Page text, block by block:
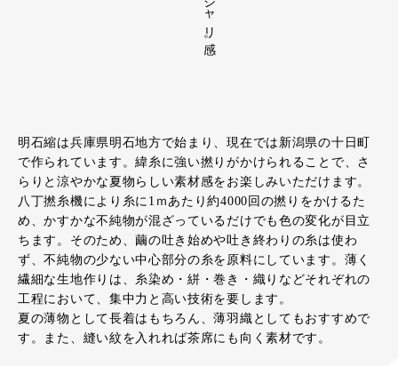
明石縮は兵庫県明石地方で始まり、現在では新潟県の十日町
で作られています。緯糸に強い撚りがかけられることで、さ
らりと涼やかな夏物らしい素材感をお楽しみいただけます。
八丁撚糸機により糸に1ｍあたり約4000回の撚りをかけるた
め、かすかな不純物が混ざっているだけでも色の変化が目立
ちます。そのため、繭の吐き始めや吐き終わりの糸は使わ
ず、不純物の少ない中心部分の糸を原料にしています。薄く
繊細な生地作りは、糸染め・絣・巻き・織りなどそれぞれの
工程において、集中力と高い技術を要します。
夏の薄物として長着はもちろん、薄羽織としてもおすすめで
す。また、縫い紋を入れれば茶席にも向く素材です。